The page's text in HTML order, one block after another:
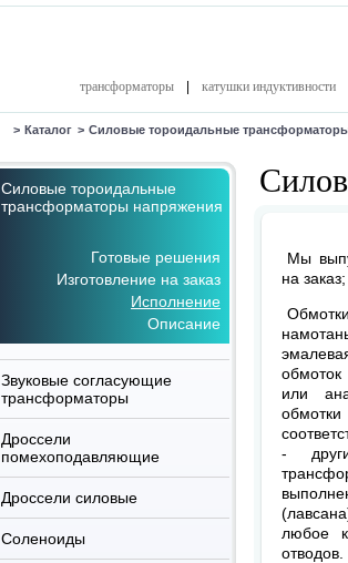
трансформаторы катушки индуктивности
> Каталог > Силовые тороидальные
Силовые тороидальные
трансформаторы напряжения
Готовые решения
Изготовление на заказ
Исполнение
Описание
Звуковые согласующие
трансформаторы
Дроссели
помехоподавляющие
Дроссели силовые
Соленоиды
Мы
на
обмоток
или
-
любое